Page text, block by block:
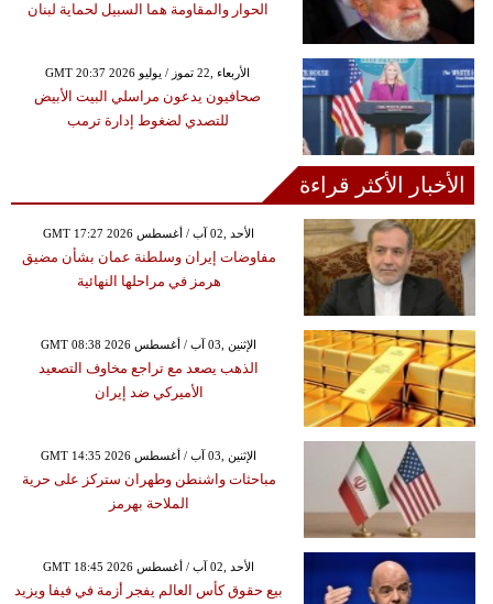
الحوار والمقاومة هما السبيل لحماية لبنان
GMT 20:37 2026 الأربعاء ,22 تموز / يوليو
صحافيون يدعون مراسلي البيت الأبيض
للتصدي لضغوط إدارة ترمب
الأخبار الأكثر قراءة
GMT 17:27 2026 الأحد ,02 آب / أغسطس
مفاوضات إيران وسلطنة عمان بشأن مضيق
هرمز في مراحلها النهائية
GMT 08:38 2026 الإثنين ,03 آب / أغسطس
الذهب يصعد مع تراجع مخاوف التصعيد
الأميركي ضد إيران
GMT 14:35 2026 الإثنين ,03 آب / أغسطس
مباحثات واشنطن وطهران ستركز على حرية
الملاحة بهرمز
GMT 18:45 2026 الأحد ,02 آب / أغسطس
بيع حقوق كأس العالم يفجر أزمة في فيفا ويزيد